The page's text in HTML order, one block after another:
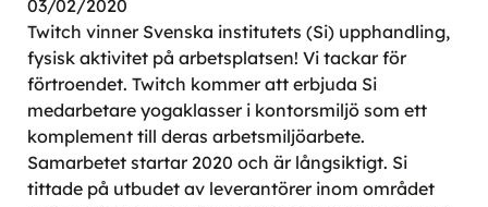
03/02/2020
Twitch vinner Svenska institutets (Si) upphandling,
fysisk aktivitet på arbetsplatsen! Vi tackar för
förtroendet. Twitch kommer att erbjuda Si
medarbetare yogaklasser i kontorsmiljö som ett
komplement till deras arbetsmiljöarbete.
Samarbetet startar 2020 och är långsiktigt. Si
tittade på utbudet av leverantörer inom området